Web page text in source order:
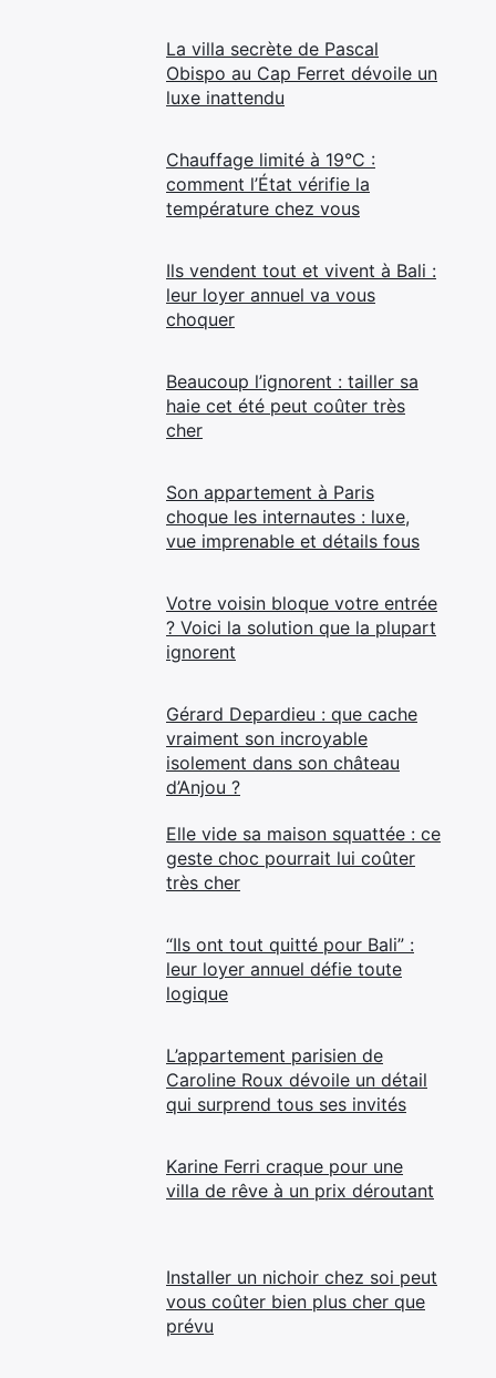
La villa secrète de Pascal
Obispo au Cap Ferret dévoile un
luxe inattendu
Chauffage limité à 19°C :
comment l’État vérifie la
température chez vous
Ils vendent tout et vivent à Bali :
leur loyer annuel va vous
choquer
Beaucoup l’ignorent : tailler sa
haie cet été peut coûter très
cher
Son appartement à Paris
choque les internautes : luxe,
vue imprenable et détails fous
Votre voisin bloque votre entrée
? Voici la solution que la plupart
ignorent
Gérard Depardieu : que cache
vraiment son incroyable
isolement dans son château
d’Anjou ?
Elle vide sa maison squattée : ce
geste choc pourrait lui coûter
très cher
“Ils ont tout quitté pour Bali” :
leur loyer annuel défie toute
logique
L’appartement parisien de
Caroline Roux dévoile un détail
qui surprend tous ses invités
Karine Ferri craque pour une
villa de rêve à un prix déroutant
Installer un nichoir chez soi peut
vous coûter bien plus cher que
prévu